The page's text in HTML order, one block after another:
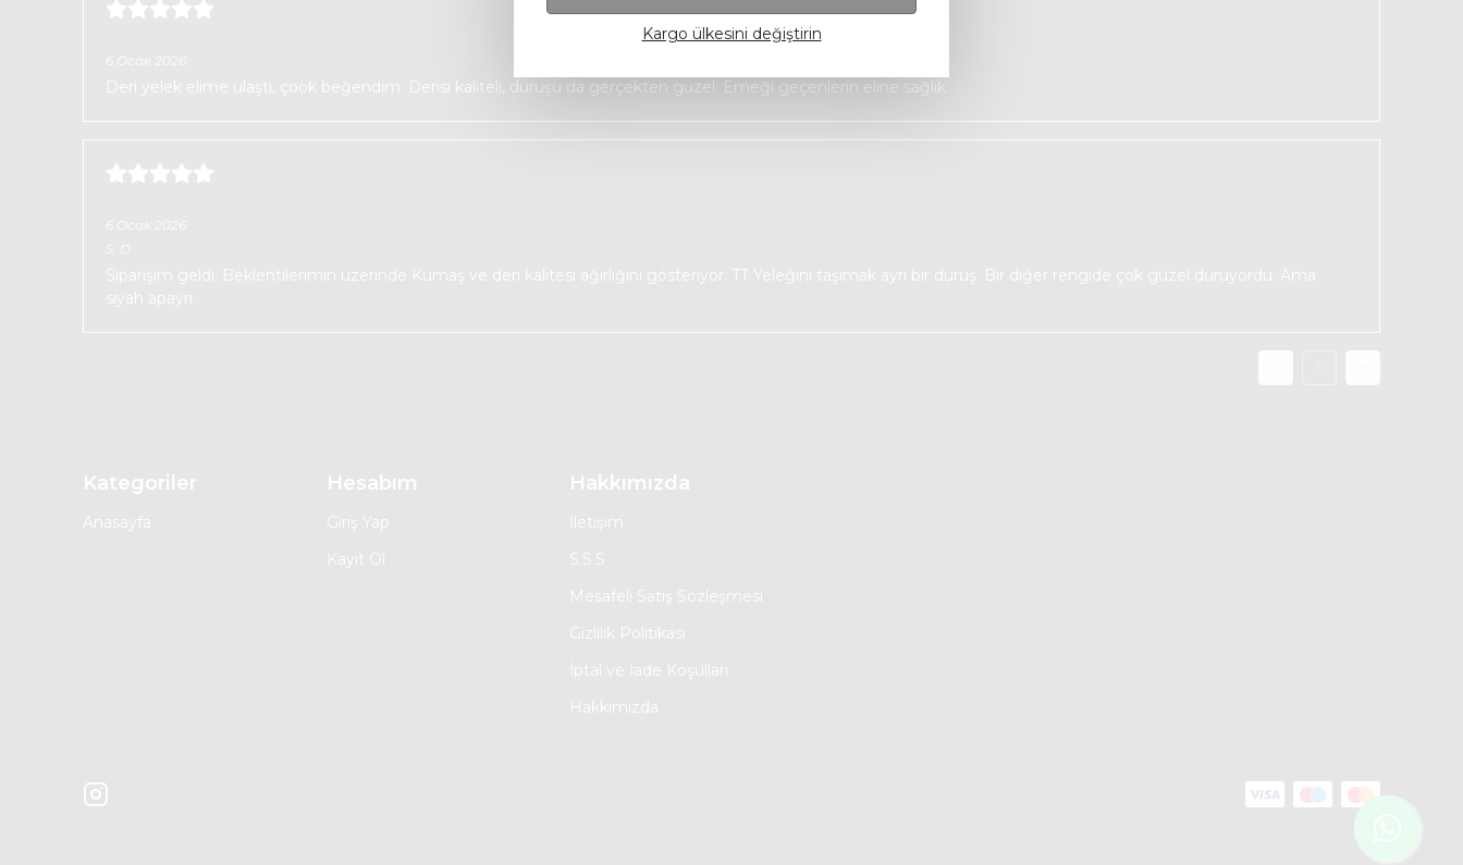
Kargo ülkesini değiştirin
6 Ocak 2026
Deri yelek elime ulaştı, çook beğendim. Derisi kaliteli, duruşu da gerçekten güzel. Emeği geçenlerin eline sağlık
6 Ocak 2026
Siparişim geldi. Beklentilerimin üzerinde Kumaş ve deri kalitesi ağırlığını gösteriyor. TT Yeleğini taşımak ayrı bir duruş. Bir diğer rengide çok güzel duruyordu. Ama
siyah apayrı.
Kategoriler
Anasayfa
Hesabım
Giriş Yap
Kayıt Ol
Hakkımızda
İletişim
S.S.S
Mesafeli Satış Sözleşmesi
Gizlilik Politikası
İptal ve İade Koşulları
Hakkımızda